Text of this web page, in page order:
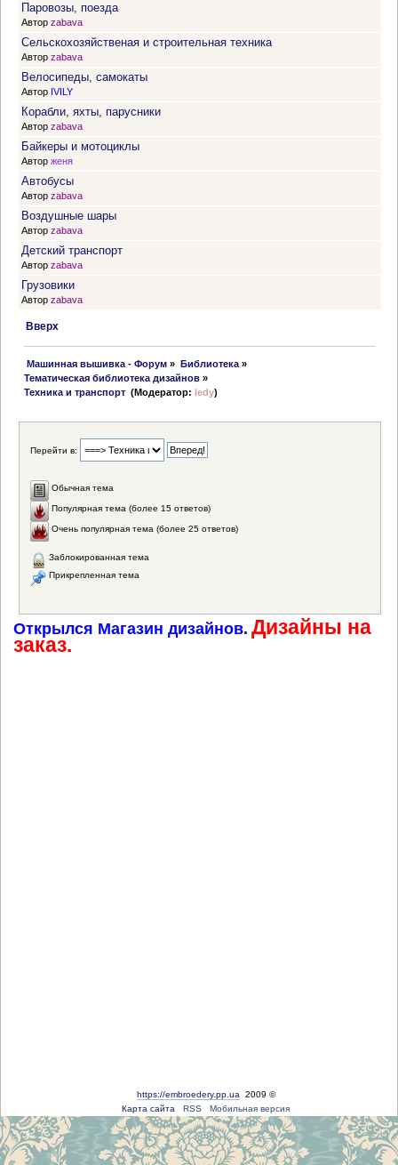
Паровозы, поезда
Автор zabava
Сельскохозяйственая и строительная техника
Автор zabava
Велосипеды, самокаты
Автор IVILY
Корабли, яхты, парусники
Автор zabava
Байкеры и мотоциклы
Автор женя
Автобусы
Автор zabava
Воздушные шары
Автор zabava
Детский транспорт
Автор zabava
Грузовики
Автор zabava
Вверх
Машинная вышивка - Форум » Библиотека»
Тематическая библиотека дизайнов »
Техника и транспорт (Модератор: ledy)
Перейти в:
Обычная тема
Популярная тема (более 15 ответов)
Очень популярная тема (более 25 ответов)
Заблокированная тема
Прикрепленная тема
Открылся Магазин дизайнов. Дизайны на
заказ.
https://embroedery.pp.ua 2009 ©
Карта сайта
RSS Мобильная версия